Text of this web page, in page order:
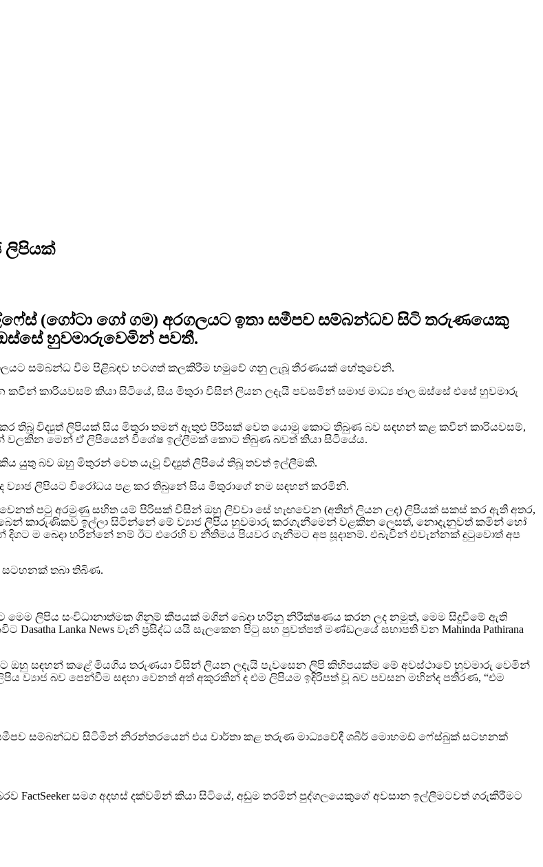
ලිපියක්
(ගෝටා ගෝ ගම) අරගලයට ඉතා සමීපව සම්බන්ධව සිටි තරුණයෙකු
හුවමාරුවෙමින් පවතී.
සම්බන්ධ වීම පිළිබඳව හටගත් කලකිරීම හමුවේ ගනු ලැබූ තීරණයක් හේතුවෙනි.
කාරියවසම් කියා සිටියේ, සිය මිතුරා විසින් ලියන ලදැයි පවසමින් සමාජ මාධ්‍ය ජාල ඔස්සේ එසේ හුවමාරු
කර තිබූ විද්‍යුත් ලිපියක් සිය මිතුරා තමන් ඇතුළු පිරිසක් වෙත යොමු කොට තිබුණ බව සඳහන් කළ කවීන් කාරියවසම්,
වලකින මෙන් ඒ ලිපියෙන් විශේෂ ඉල්ලීමක් කොට තිබුණ බවත් කියා සිටියේය.
බව ඔහු මිතුරන් වෙත යැවූ විද්‍යුත් ලිපියේ තිබූ තවත් ඉල්ලීමකි.
ව්‍යාජ ලිපියට විරෝධය පළ කර තිබුනේ සිය මිතුරාගේ නම සඳහන් කරමිනි.
වෙනත් පටු අරමුණු සහිත යම් පිරිසක් විසින් ඔහු ලිව්වා සේ හැඟවෙන (අතින් ලියන ලද) ලිපියක් සකස් කර ඇති අතර,
කාරුණිකව ඉල්ලා සිටින්නේ මේ ව්‍යාජ ලිපිය හුවමාරු කරගැනීමෙන් වළකින ලෙසත්, නොදැනුවත් කමින් හෝ
ම බෙදා හරින්නේ නම් ඊට එරෙහි ව නීතිමය පියවර ගැනීමට අප සූදානම්. එබැවින් එවැන්නක් දුටුවොත් අප
සටහනක් තබා තිබිණ.
මෙම ලිපිය සංවිධානාත්මක ගිනුම් කීපයක් මගින් බෙදා හරිනු නිරීක්ෂණය කරන ලද නමුත්, මෙම සිදුවීමේ ඇති
Lanka News වැනි ප්‍රසිද්ධ යයි සැලකෙන පිටු සහ පුවත්පත් මණ්ඩලයේ සභාපති වන Mahinda Pathirana
ඔහු සඳහන් කළේ මියගිය තරුණයා විසින් ලියන ලදැයි පැවසෙන ලිපි කිහිපයක්ම මේ අවස්ථාවේ හුවමාරු වෙමින්
ව්‍යාජ බව පෙන්වීම සඳහා වෙනත් අත් අකුරකින් ද එම ලිපියම ඉදිරිපත් වූ බව පවසන මහින්ද පතිරණ, “එම
සම්බන්ධව සිටිමින් නිරන්තරයෙන් එය වාර්තා කළ තරුණ මාධ්‍යවේදී ශබීර් මොහමඩ් ෆේස්බුක් සටහනක්
සමග අදහස් දක්වමින් කියා සිටියේ, අඩුම තරමින් පුද්ගලයෙකුගේ අවසාන ඉල්ලීමටවත් ගරුකිරීමට